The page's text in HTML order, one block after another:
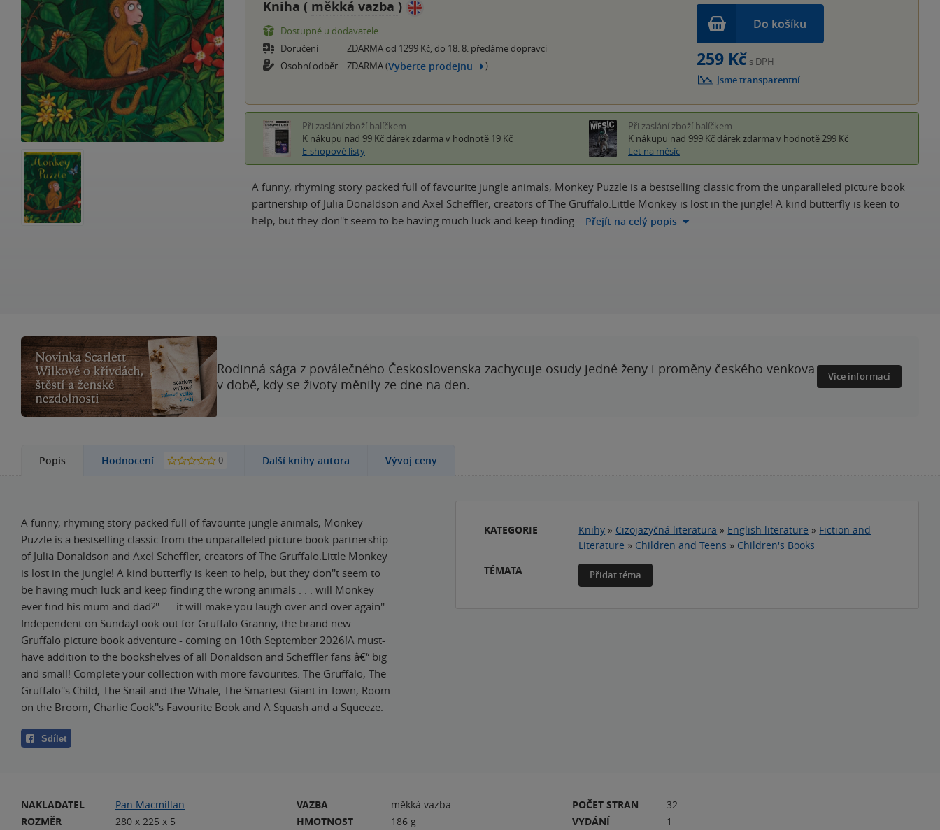
Kniha ( měkká vazba )
Dostupné u dodavatele
Doručení
ZDARMA od 1299 Kč, do 18. 8. předáme dopravci
Osobní odběr
ZDARMA (Vyberte prodejnu )
Do košíku
259 Kč s DPH
Jsme transparentní
Při zaslání zboží balíčkem
K nákupu nad 99 Kč dárek zdarma v hodnotě 19 Kč
E-shopové listy
Při zaslání zboží balíčkem
K nákupu nad 999 Kč dárek zdarma v hodnotě 299 Kč
Let na měsíc
A funny, rhyming story packed full of favourite jungle animals, Monkey Puzzle is a bestselling classic from the unparalleled picture book
partnership of Julia Donaldson and Axel Scheffler, creators of The Gruffalo.Little Monkey is lost in the jungle! A kind butterfly is keen to
help, but they don''t seem to be having much luck and keep finding… Přejít na celý popis
Rodinná sága z poválečného Československa zachycuje osudy jedné ženy i proměny českého venkova
v době, kdy se životy měnily ze dne na den.
Více informací
Popis Hodnocení 0 Další knihy autora Vývoj ceny
A funny, rhyming story packed full of favourite jungle animals, Monkey
Puzzle is a bestselling classic from the unparalleled picture book partnership
of Julia Donaldson and Axel Scheffler, creators of The Gruffalo.Little Monkey
is lost in the jungle! A kind butterfly is keen to help, but they don''t seem to
be having much luck and keep finding the wrong animals . . . will Monkey
ever find his mum and dad?''. . . it will make you laugh over and over again'' -
Independent on SundayLook out for Gruffalo Granny, the brand new
Gruffalo picture book adventure - coming on 10th September 2026!A must-
have addition to the bookshelves of all Donaldson and Scheffler fans â€“ big
and small! Complete your collection with more favourites: The Gruffalo, The
Gruffalo''s Child, The Snail and the Whale, The Smartest Giant in Town, Room
on the Broom, Charlie Cook''s Favourite Book and A Squash and a Squeeze.
Sdílet
KATEGORIE Knihy » Cizojazyčná literatura » English literature » Fiction and
Literature » Children and Teens » Children's Books
TÉMATA
Přidat téma
NAKLADATEL
Pan Macmillan
ROZMĚR
280 x 225 x 5
VAZBA
měkká vazba
HMOTNOST
186 g
POČET STRAN
32
VYDÁNÍ
1